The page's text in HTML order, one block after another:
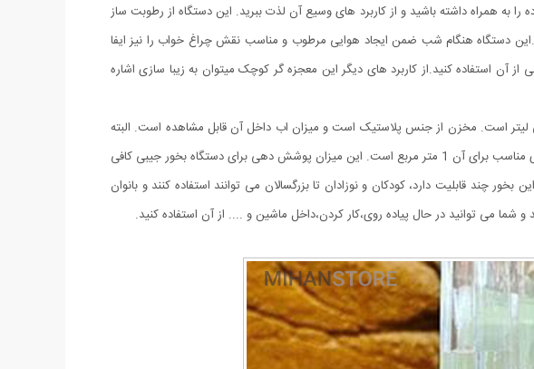
به همراه داشته باشید و از کاربرد های وسیع آن لذت ببرید. این دستگاه از رطوبت ساز
دستگاه هنگام شب ضمن ایجاد هوایی مرطوب و مناسب نقش چراغ خواب را نیز ایفا
استفاده کنید.از کاربرد های دیگر این معجزه گر کوچک میتوان به زیبا سازی اشاره
سرد نانو جیبی طراحی زیبایی دارد و قسمت بالایی آن شفاف است. ظرفیت مخزن این دستگاه بخور 30 میلی لیتر است. مخزن از جنس پلاستیک است و میزان اب داخل آن قابل مشاهده است. البته
این محصول دستگاه بخور سرد نانو جیبی قابلیت خاموشی خودکار دارد و پس از اتمام آب خاموش خواهد شد. حداکثر فضای مناسب برای آن 1 متر مربع است. این میزان پوشش دهی برای دستگاه بخور جیبی کافی
قابلیت دارد، کودکان و نوزادان تا بزرگسالان می توانند استفاده کنند و بانوان
می توانید در حال پیاده روی،کار کردن،داخل ماشین و .... از آن استفاده کنید.